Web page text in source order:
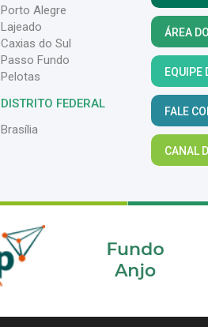
Porto Alegre
Lajeado
Caxias do Sul
Passo Fundo
Pelotas
DISTRITO FEDERAL
Brasília
ÁREA
EQUIPE
FALE
CANAL